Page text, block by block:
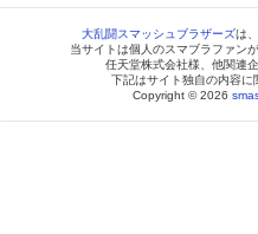
大乱闘スマッシュブラザーズは
当サイトは個人のスマブラファン
任天堂株式会社様、他関連
下記はサイト独自の内容に
Copyright © 2026